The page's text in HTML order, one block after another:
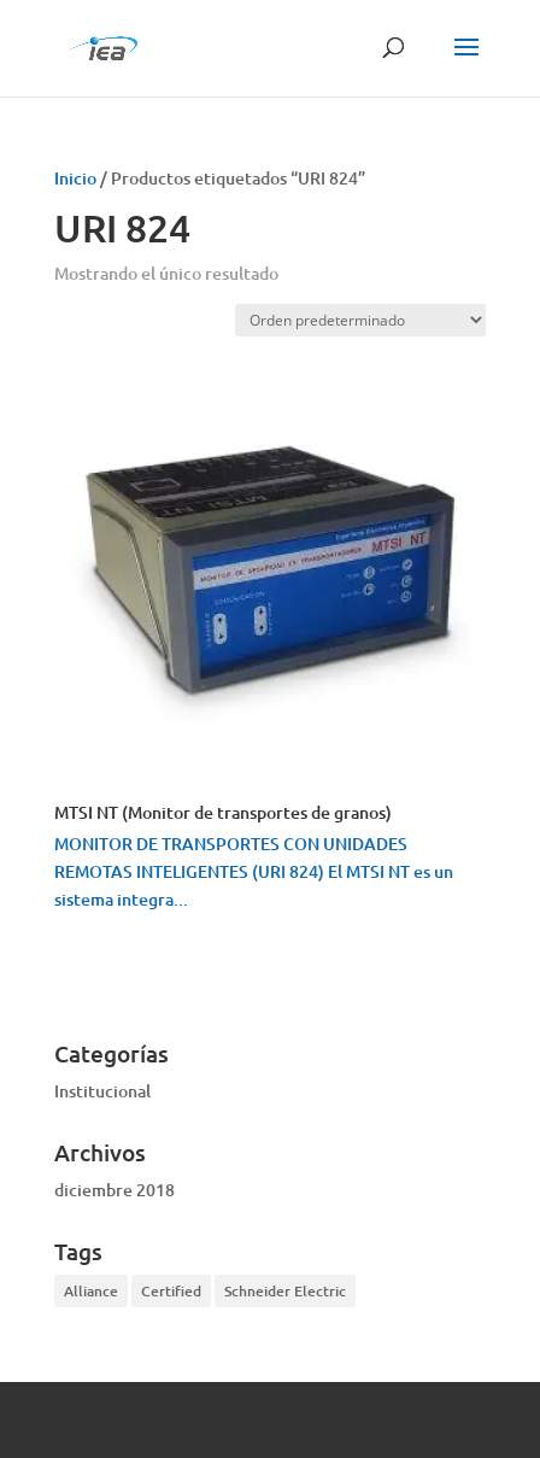
Inicio/ Productos etiquetados “URI 824”
URI 824
Mostrando el único resultado
MTSI NT (Monitor de transportes de granos)
MONITOR DE TRANSPORTES CON UNIDADES
REMOTAS INTELIGENTES (URI 824) El MTSI NT es un
sistema integra...
Categorías
Institucional
Archivos
diciembre 2018
Tags
Alliance Certified Schneider Electric